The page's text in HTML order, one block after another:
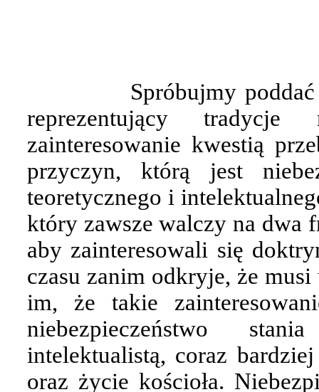
Spróbujmy
reprezentujący tradycje
zainteresowanie kwestią
przyczyn, którą jest
teoretycznego i
który zawsze walczy na dwa
aby zainteresowali się
czasu zanim odkryje, że
im, że takie
niebezpieczeństwo
intelektualistą, coraz
oraz życie kościoła.